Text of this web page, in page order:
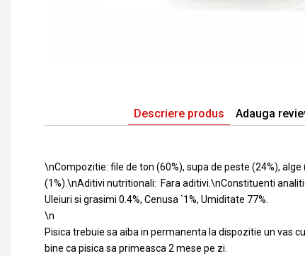
Descriere produs Adauga
\nCompozitie: file de ton (60%), supa de peste (24%), alge
(1%).\nAditivi nutritionali: Fara aditivi.\nConstituenti
Uleiuri si grasimi 0.4%, Cenusa `1%, Umiditate 77%.
\n
Pisica trebuie sa aiba in permanenta la dispozitie un vas
bine ca pisica sa primeasca 2 mese pe zi.